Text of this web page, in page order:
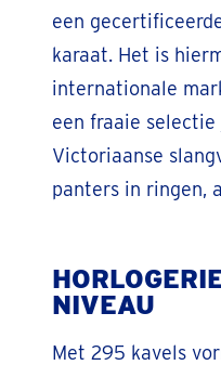
een
karaat. Het is
internationale
een fraaie
Victoriaanse
panters in ringen,
NIVEAU
Met 295 kavels